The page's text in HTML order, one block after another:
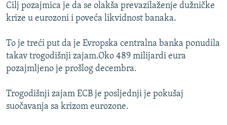
ISPRIČAJ MI
SPECIJALI RSE
VIŠE OD NASLOVA
POPLAVE I KLIZIŠTA U BIH 2024.
PRATITE NAS
Cilj pozajmica je da se olakša prevazilaženje dužničke
krize u eurozoni i poveća likvidnost banaka.
To je treći put da je Evropska centralna banka ponudila
takav trogodišnji zajam.Oko 489 milijardi eura
pozajmljeno je prošlog decembra.
Trogodišnji zajam ECB je posljednji je pokušaj
suočavanja sa krizom eurozone.